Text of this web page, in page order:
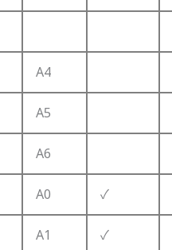
A4
A5
A6
A0 ✓
A1 ✓